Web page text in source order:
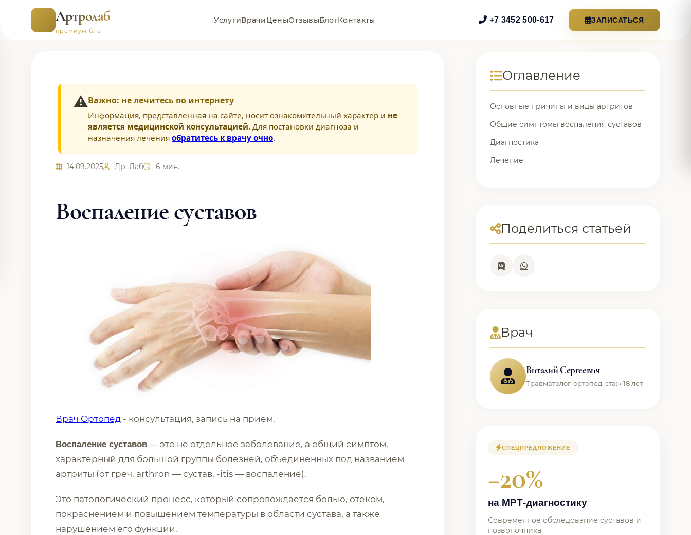
Артролаб
премиум блог
УслугиВрачиЦеныОтзывыБлогКонтакты +7 3452 500-617 ЗАПИСАТЬСЯ
⚠️Важно: не лечитесь по интернету
Информация, представленная на сайте, носит ознакомительный характер и не
является медицинской консультацией. Для постановки диагноза и
назначения лечения обратитесь к врачу очно.
14.09.2025 Др. Лаб 6 мин.
Воспаление суставов
Врач Ортопед - консультация, запись на прием.
Воспаление суставов — это не отдельное заболевание, а общий симптом,
характерный для большой группы болезней, объединенных под названием
артриты (от греч. arthron — сустав, -itis — воспаление).
Это патологический процесс, который сопровождается болью, отеком,
покраснением и повышением температуры в области сустава, а также
нарушением его функции.
Оглавление
Основные причины и виды артритов
Общие симптомы воспаления суставов
Диагностика
Лечение
Поделиться статьей
Врач
Виталий Сергеевич
Травматолог-ортопед, стаж 18 лет.
СПЕЦПРЕДЛОЖЕНИЕ
−20%
на МРТ-диагностику
Современное обследование суставов и
позвоночника